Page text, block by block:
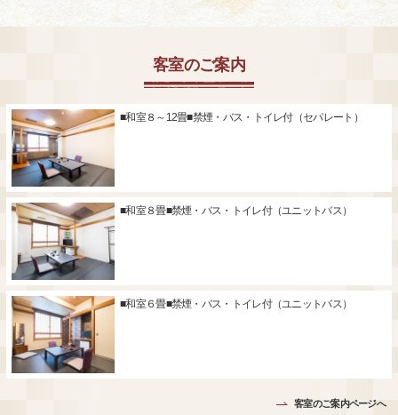
客室のご案内
■和室８～12畳■禁煙・バス・トイレ付（セパレート）
■和室８畳■禁煙・バス・トイレ付（ユニットバス）
■和室６畳■禁煙・バス・トイレ付（ユニットバス）
客室のご案内ページへ